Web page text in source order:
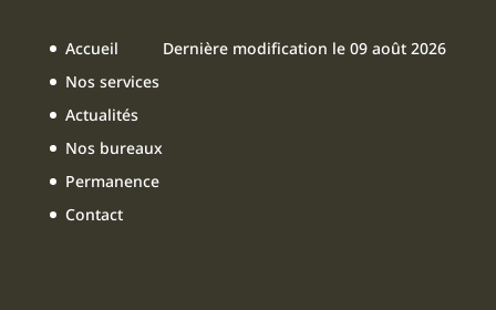
o
o
k
b
Accueil
Nos services
Actualités
Nos bureaux
Permanence
Contact
Dernière modification le 09 août 2026